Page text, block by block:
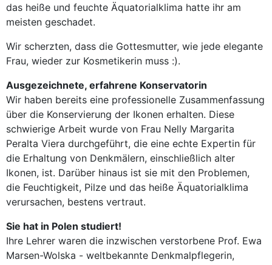
das heiße und feuchte Äquatorialklima hatte ihr am
meisten geschadet.
Wir scherzten, dass die Gottesmutter, wie jede elegante
Frau, wieder zur Kosmetikerin muss :).
Ausgezeichnete, erfahrene Konservatorin
Wir haben bereits eine professionelle Zusammenfassung
über die Konservierung der Ikonen erhalten. Diese
schwierige Arbeit wurde von Frau Nelly Margarita
Peralta Viera durchgeführt, die eine echte Expertin für
die Erhaltung von Denkmälern, einschließlich alter
Ikonen, ist. Darüber hinaus ist sie mit den Problemen,
die Feuchtigkeit, Pilze und das heiße Äquatorialklima
verursachen, bestens vertraut.
Sie hat in Polen studiert!
Ihre Lehrer waren die inzwischen verstorbene Prof. Ewa
Marsen-Wolska - weltbekannte Denkmalpflegerin,